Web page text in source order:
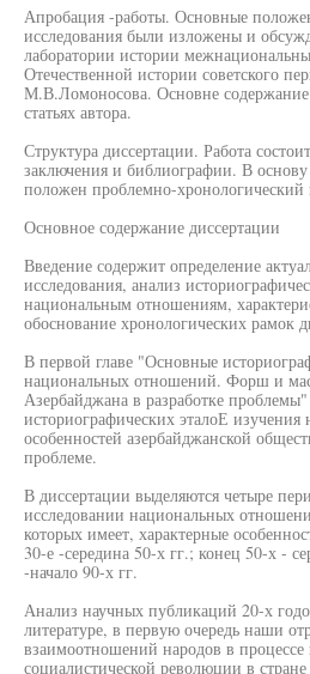
Апробация -работы. Основные
исследования были изложены и
лаборатории истории
Отечественной истории советского
М.В.Ломоносова. Основне
статьях автора.
Структура диссертации. Работа
заключения и библиографии. В основу
положен проблемно-
Основное содержание диссертации
Введение содержит определение
исследования, анализ
национальным отношениям,
обоснование хронологических рамок
В первой главе "Основные
национальных отношений. Форш и
Азербайджана в разработке проблемы"
историографических эталоЕ
особенностей азербайджанской
проблеме.
В диссертации выделяются четыре
исследовании национальных
которых имеет, характерные
30-е -середина 50-х гг.; конец 50-х -
-начало 90-х гг.
Анализ научных публикаций 20-х
литературе, в первую очередь наши
взаимоотношений народов в процессе
социалистической революции в